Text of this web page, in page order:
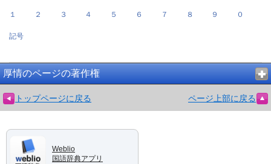
１ ２ ３ ４ ５ ６ ７ ８ ９ ０
記号
厚情のページの著作権
トップページに戻る ページ上部に戻る
Weblio
国語辞典アプリ